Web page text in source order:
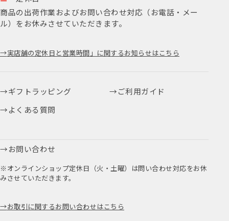
商品の出荷作業およびお問い合わせ対応（お電話・メー
ル）をお休みさせていただきます。
実店舗の定休日と営業時間」に関するお知らせはこちら
ギフトラッピング
ご利用ガイド
よくある質問
お問い合わせ
※オンラインショップ定休日（火・土曜）は問い合わせ対応をお休
みさせていただきます。
お取引に関するお問い合わせはこちら